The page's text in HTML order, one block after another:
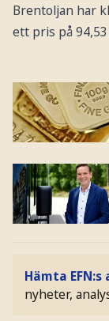
Brentoljan har
ett pris på
Hämta
nyheter,